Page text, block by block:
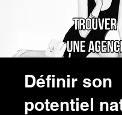
Définir son
potentiel